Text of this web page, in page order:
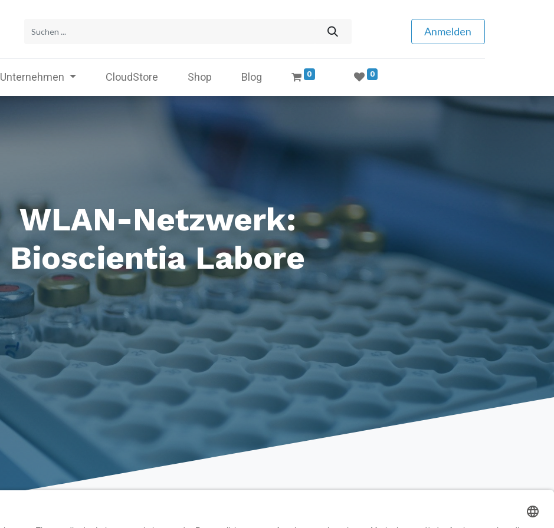
Anmelden
Unternehmen CloudStore Shop Blog 0 0
WLAN-Netzwerk:
Bioscientia Labore